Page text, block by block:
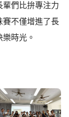
輩們比拚專注力
賽不僅增進了長
時光。